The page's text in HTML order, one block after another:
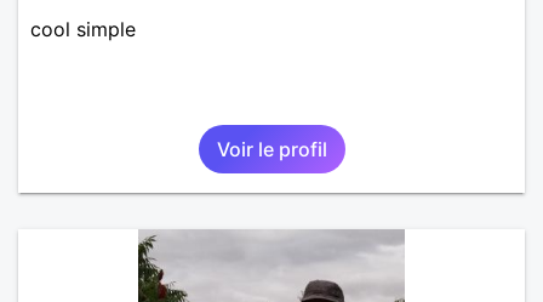
cool simple
Voir le profil